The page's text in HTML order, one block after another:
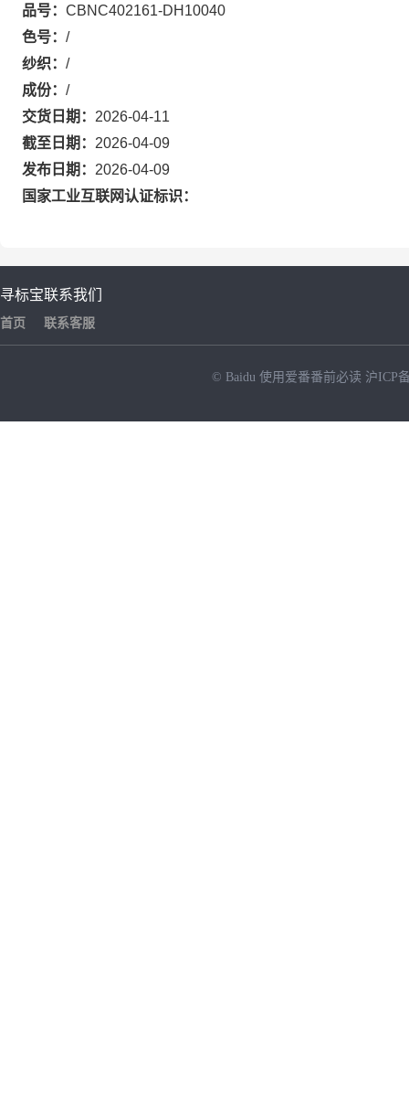
品号： CBNC402161-DH10040
色号： /
纱织： /
成份： /
交货日期： 2026-04-11
截至日期： 2026-04-09
发布日期： 2026-04-09
国家工业互联网认证标识：
寻标宝
首页
联系我们
联系客服
© Baidu 使用爱番番前必读 沪ICP